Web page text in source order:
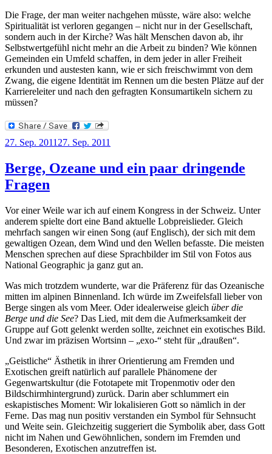
Die Frage, der man weiter nachgehen müsste, wäre also: welche
Spiritualität ist verloren gegangen – nicht nur in der Gesellschaft,
sondern auch in der Kirche? Was hält Menschen davon ab, ihr
Selbstwertgefühl nicht mehr an die Arbeit zu binden? Wie können
Gemeinden ein Umfeld schaffen, in dem jeder in aller Freiheit
erkunden und austesten kann, wie er sich freischwimmt von dem
Zwang, die eigene Identität im Rennen um die besten Plätze auf der
Karriereleiter und nach den gefragten Konsumartikeln sichern zu
müssen?
Veröffentlicht
27. Sep. 2011 27. Sep. 2011
Berge, Ozeane und ein paar dringende
Fragen
Vor einer Weile war ich auf einem Kongress in der Schweiz. Unter
anderem spielte dort eine Band aktuelle Lobpreislieder. Gleich
mehrfach sangen wir einen Song (auf Englisch), der sich mit dem
gewaltigen Ozean, dem Wind und den Wellen befasste. Die meisten
Menschen sprechen auf diese Sprachbilder im Stil von Fotos aus
National Geographic ja ganz gut an.
Was mich trotzdem wunderte, war die Präferenz für das Ozeanische
mitten im alpinen Binnenland. Ich würde im Zweifelsfall lieber von
Berge singen als vom Meer. Oder idealerweise gleich über die
Berge und die See? Das Lied, mit dem die Aufmerksamkeit der
Gruppe auf Gott gelenkt werden sollte, zeichnet ein exotisches Bild.
Und zwar im präzisen Wortsinn – „exo-“ steht für „draußen“.
„Geistliche“ Ästhetik in ihrer Orientierung am Fremden und
Exotischen greift natürlich auf parallele Phänomene der
Gegenwartskultur (die Fototapete mit Tropenmotiv oder den
Bildschirmhintergrund) zurück. Darin aber schlummert ein
eskapistisches Moment: Wir lokalisieren Gott so nämlich in der
Ferne. Das mag nun positiv verstanden ein Symbol für Sehnsucht
und Weite sein. Gleichzeitig suggeriert die Symbolik aber, dass Gott
nicht im Nahen und Gewöhnlichen, sondern im Fremden und
Besonderen, Exotischen anzutreffen ist.